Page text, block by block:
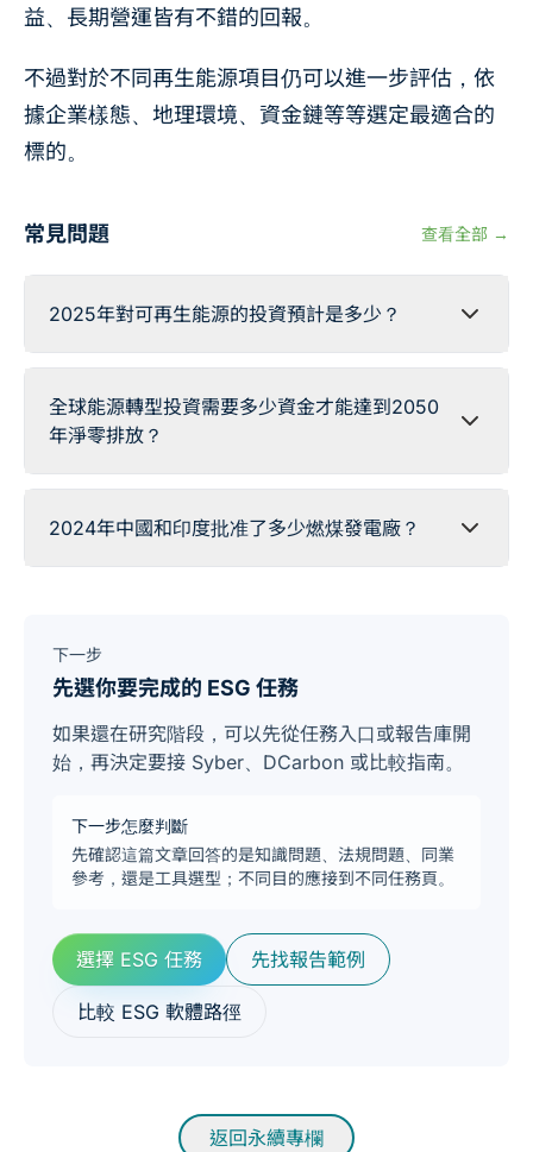
益、長期營運皆有不錯的回報。
不過對於不同再生能源項目仍可以進一步評估，依
據企業樣態、地理環境、資金鏈等等選定最適合的
標的。
常見問題 查看全部 →
2025年對可再生能源的投資預計是多少？
全球能源轉型投資需要多少資金才能達到2050
年淨零排放？
2024年中國和印度批准了多少燃煤發電廠？
下一步
先選你要完成的 ESG 任務
如果還在研究階段，可以先從任務入口或報告庫開
始，再決定要接 Syber、DCarbon 或比較指南。
下一步怎麼判斷
先確認這篇文章回答的是知識問題、法規問題、同業
參考，還是工具選型；不同目的應接到不同任務頁。
選擇 ESG 任務 先找報告範例
比較 ESG 軟體路徑
返回永續專欄